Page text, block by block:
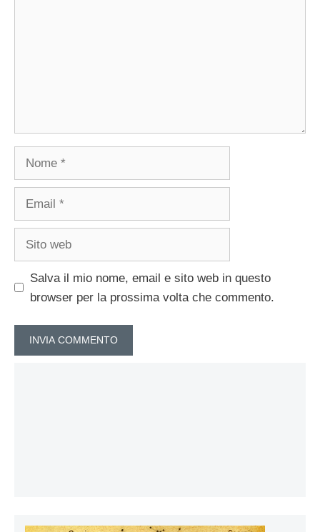
Salva il mio nome, email e sito web in questo
browser per la prossima volta che commento.